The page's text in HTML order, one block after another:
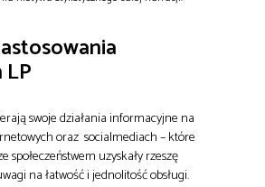
swoje działania informacyjne na
oraz socialmediach – które
uzyskały rzeszę
na łatwość i jednolitość obsługi.